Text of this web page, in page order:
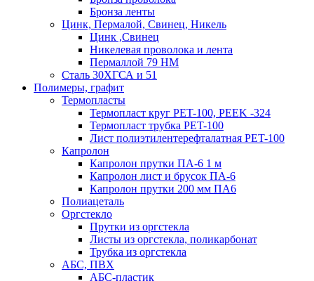
Бронза ленты
Цинк, Пермалой, Свинец, Никель
Цинк ,Свинец
Никелевая проволока и лента
Пермаллой 79 НМ
Сталь 30ХГСА и 51
Полимеры, графит
Термопласты
Термопласт круг PET-100, PEEK -324
Термопласт трубка PET-100
Лист полиэтилентерефталатная PET-100
Капролон
Капролон прутки ПА-6 1 м
Капролон лист и брусок ПА-6
Капролон прутки 200 мм ПА6
Полиацеталь
Оргстекло
Прутки из оргстекла
Листы из оргстекла, поликарбонат
Трубка из оргстекла
АБС, ПВХ
АБС-пластик